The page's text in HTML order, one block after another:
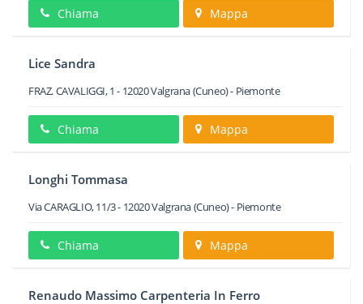
Chiama Mappa
Lice Sandra
FRAZ. CAVALIGGI, 1 - 12020Valgrana(Cuneo) - Piemonte
Chiama Mappa
Longhi Tommasa
Via CARAGLIO, 11/3- 12020Valgrana(Cuneo) - Piemonte
Chiama Mappa
Renaudo Massimo Carpenteria In Ferro